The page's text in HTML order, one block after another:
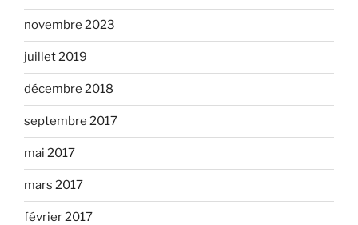
novembre 2023
juillet 2019
décembre 2018
septembre 2017
mai 2017
mars 2017
février 2017